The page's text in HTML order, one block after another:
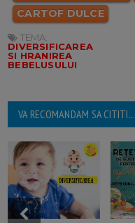
CARTOF DULCE
TEMA:
DIVERSIFICAREA
SI HRANIREA
BEBELUSULUI
VA RECOMANDAM SA CITITI...